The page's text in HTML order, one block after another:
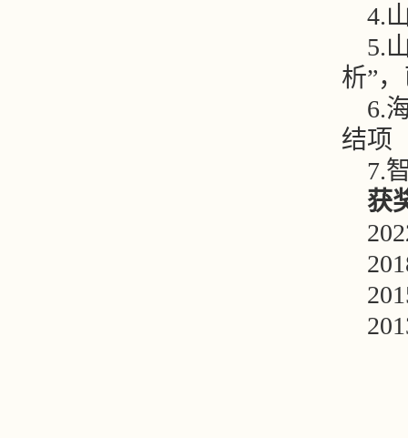
4.
5.
析”
6.
结项
7.
获